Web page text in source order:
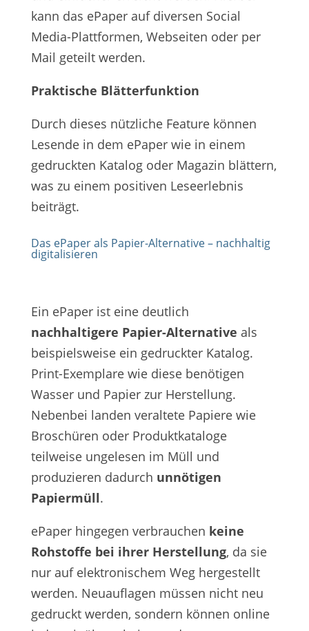
kann das ePaper auf diversen Social
Media-Plattformen, Webseiten oder per
Mail geteilt werden.
Praktische Blätterfunktion
Durch dieses nützliche Feature können
Lesende in dem ePaper wie in einem
gedruckten Katalog oder Magazin blättern,
was zu einem positiven Leseerlebnis
beiträgt.
Das ePaper als Papier-Alternative – nachhaltig
digitalisieren
Ein ePaper ist eine deutlich
nachhaltigere Papier-Alternative als
beispielsweise ein gedruckter Katalog.
Print-Exemplare wie diese benötigen
Wasser und Papier zur Herstellung.
Nebenbei landen veraltete Papiere wie
Broschüren oder Produktkataloge
teilweise ungelesen im Müll und
produzieren dadurch unnötigen
Papiermüll.
ePaper hingegen verbrauchen keine
Rohstoffe bei ihrer Herstellung, da sie
nur auf elektronischem Weg hergestellt
werden. Neuauflagen müssen nicht neu
gedruckt werden, sondern können online